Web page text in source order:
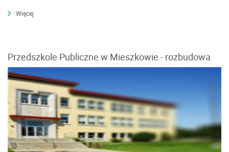
Więcej
Przedszkole Publiczne w Mieszkowie - rozbudowa